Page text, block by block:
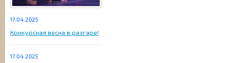
17.04.2025
Конкурсная весна в разгаре!
17.04.2025